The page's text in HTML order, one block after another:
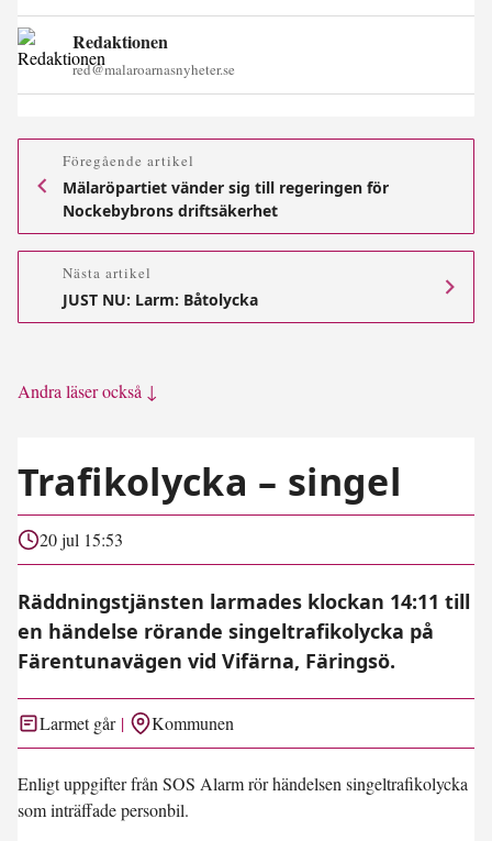
Redaktionen
red@malaroarnasnyheter.se
Föregående artikel
Mälaröpartiet vänder sig till regeringen för
Nockebybrons driftsäkerhet
Nästa artikel
JUST NU: Larm: Båtolycka
Andra läser också ↓
Trafikolycka – singel
20 jul 15:53
Räddningstjänsten larmades klockan 14:11 till
en händelse rörande singeltrafikolycka på
Färentunavägen vid Vifärna, Färingsö.
Larmet går Kommunen
Enligt uppgifter från SOS Alarm rör händelsen singeltrafikolycka
som inträffade personbil.